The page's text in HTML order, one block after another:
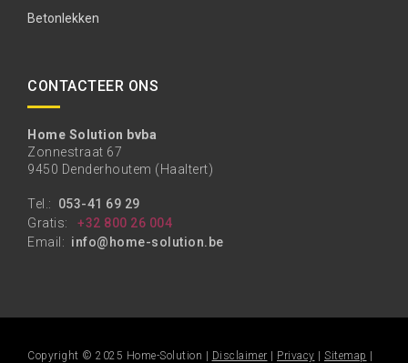
Betonlekken
CONTACTEER ONS
Home Solution bvba
Zonnestraat 67
9450 Denderhoutem (Haaltert)
Tel.: 053-41 69 29
Gratis:
+32 800 26 004
Email: info@home-solution.be
Copyright © 2025 Home-Solution | Disclaimer Privacy Sitemap